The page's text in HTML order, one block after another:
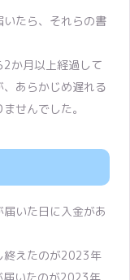
たら、それらの書
か月以上経過して
あらかじめ遅れる
せんでした。
いた日に入金があ
終えたのが2023年